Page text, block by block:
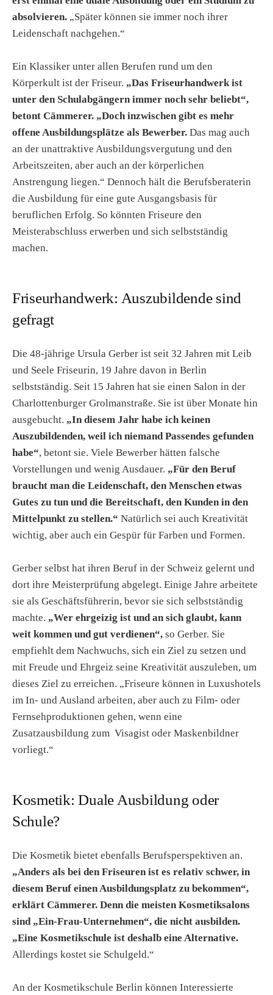
absolvieren. „Später können sie immer noch ihrer
Leidenschaft nachgehen.“
Ein Klassiker unter allen Berufen rund um den
Körperkult ist der Friseur. „Das Friseurhandwerk ist
unter den Schulabgängern immer noch sehr beliebt“,
betont Cämmerer. „Doch inzwischen gibt es mehr
offene Ausbildungsplätze als Bewerber. Das mag auch
an der unattraktive Ausbildungsvergutung und den
Arbeitszeiten, aber auch an der körperlichen
Anstrengung liegen.“ Dennoch hält die Berufsberaterin
die Ausbildung für eine gute Ausgangsbasis für
beruflichen Erfolg. So könnten Friseure den
Meisterabschluss erwerben und sich selbstständig
machen.
Friseurhandwerk: Auszubildende sind
gefragt
Die 48-jährige Ursula Gerber ist seit 32 Jahren mit Leib
und Seele Friseurin, 19 Jahre davon in Berlin
selbstständig. Seit 15 Jahren hat sie einen Salon in der
Charlottenburger Grolmanstraße. Sie ist über Monate hin
ausgebucht. „In diesem Jahr habe ich keinen
Auszubildenden, weil ich niemand Passendes gefunden
habe“, betont sie. Viele Bewerber hätten falsche
Vorstellungen und wenig Ausdauer. „Für den Beruf
braucht man die Leidenschaft, den Menschen etwas
Gutes zu tun und die Bereitschaft, den Kunden in den
Mittelpunkt zu stellen.“ Natürlich sei auch Kreativität
wichtig, aber auch ein Gespür für Farben und Formen.
Gerber selbst hat ihren Beruf in der Schweiz gelernt und
dort ihre Meisterprüfung abgelegt. Einige Jahre arbeitete
sie als Geschäftsführerin, bevor sie sich selbstständig
machte. „Wer ehrgeizig ist und an sich glaubt, kann
weit kommen und gut verdienen“, so Gerber. Sie
empfiehlt dem Nachwuchs, sich ein Ziel zu setzen und
mit Freude und Ehrgeiz seine Kreativität auszuleben, um
dieses Ziel zu erreichen. „Friseure können in Luxushotels
im In- und Ausland arbeiten, aber auch zu Film- oder
Fernsehproduktionen gehen, wenn eine
Zusatzausbildung zum Visagist oder Maskenbildner
vorliegt.“
Kosmetik: Duale Ausbildung oder
Schule?
Die Kosmetik bietet ebenfalls Berufsperspektiven an.
„Anders als bei den Friseuren ist es relativ schwer, in
diesem Beruf einen Ausbildungsplatz zu bekommen“,
erklärt Cämmerer. Denn die meisten Kosmetiksalons
sind „Ein-Frau-Unternehmen“, die nicht ausbilden.
„Eine Kosmetikschule ist deshalb eine Alternative.
Allerdings kostet sie Schulgeld.“
An der Kosmetikschule Berlin können Interessierte